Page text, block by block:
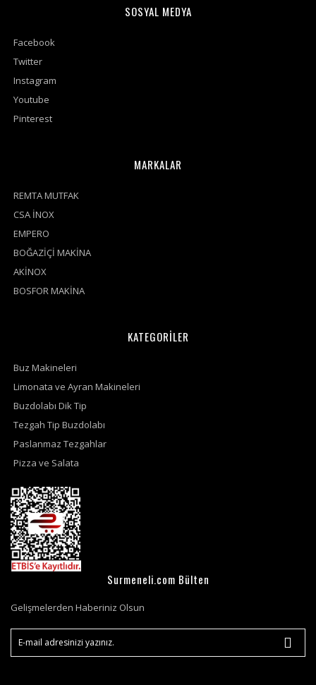
SOSYAL MEDYA
Facebook
Twitter
Instagram
Youtube
Pinterest
MARKALAR
REMTA MUTFAK
CSA İNOX
EMPERO
BOĞAZİÇİ MAKİNA
AKİNOX
BOSFOR MAKİNA
KATEGORİLER
Buz Makineleri
Limonata ve Ayran Makineleri
Buzdolabı Dik Tip
Tezgah Tip Buzdolabı
Paslanmaz Tezgahlar
Pizza ve Salata
Surmeneli.com Bülten
Gelişmelerden Haberiniz Olsun